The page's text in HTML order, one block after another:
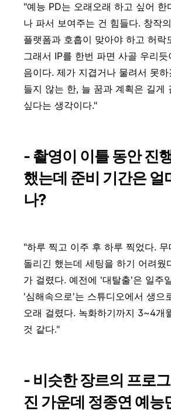
"예능 PD는 오래오래 하고 싶어 한
나 파서 보여주는 건 힘들다. 창작
플랫폼과 호흡이 맞아야 하고 허락
그래서 IP를 한번 파면 사골 우리
음이다. 제가 지겹거나 물려서 못
들지 않는 한, 늘 꿈과 계획은 길게
싶다는 생각이다."
- 촬영이 이틀 동안 진
했는데 준비 기간은 얼
나?
"하루 찍고 이주 후 하루 찍었다.
돌리긴 했는데 세팅을 하기 어려웠
가 걸렸다. 예전에 '대탈출'은 일주
'심해속으로'는 스튜디오에서 생으
오래 걸렸다. 녹화하기까지 3~4개
것 같다."
- 비슷한 장르의 프로
진 가운데 정종연 예능